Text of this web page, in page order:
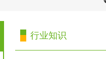
行业知识